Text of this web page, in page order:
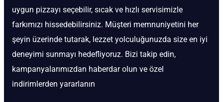
uygun pizzayı seçebilir, sıcak ve hızlı servisimizle
farkımızı hissedebilirsiniz. Müşteri memnuniyetini her
şeyin üzerinde tutarak, lezzet yolculuğunuzda size en iyi
deneyimi sunmayı hedefliyoruz. Bizi takip edin,
kampanyalarımızdan haberdar olun ve özel
indirimlerden yararlanın